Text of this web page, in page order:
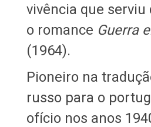
vivência que serviu
o romance Guerra
(1964).
Pioneiro na
russo para o
ofício nos anos